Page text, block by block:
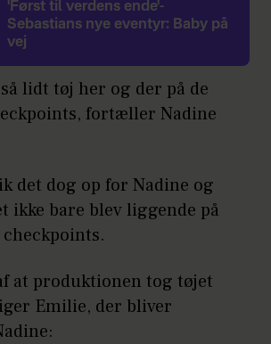
'Først til verdens ende'-
Sebastians nye eventyr: Baby på
vej
lidt tøj her og der på de
fortæller Nadine
det dog op for Nadine og
ikke bare blev liggende på
at produktionen tog tøjet
Emilie, der bliver